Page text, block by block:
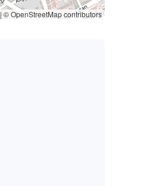
|© OpenStreetMap contributors